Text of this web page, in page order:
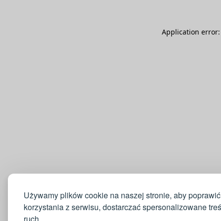
Używamy plików cookie na naszej stronie, aby
korzystania z serwisu, dostarczać spersonalizowane
Application